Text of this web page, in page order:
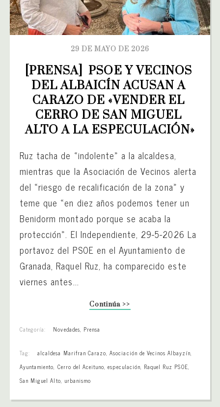
29 DE MAYO DE 2026
[PRENSA]  PSOE Y VECINOS
DEL ALBAICÍN ACUSAN A
CARAZO DE «VENDER EL
CERRO DE SAN MIGUEL
ALTO A LA ESPECULACIÓN»
Ruz tacha de «indolente» a la alcaldesa,
mientras que la Asociación de Vecinos alerta
del «riesgo de recalificación de la zona» y
teme que «en diez años podemos tener un
Benidorm montado porque se acaba la
protección». El Independiente, 29-5-2026 La
portavoz del PSOE en el Ayuntamiento de
Granada, Raquel Ruz, ha comparecido este
viernes antes...
Continúa >>
Categoría: Novedades, Prensa
Tag: alcaldesa Marifran Carazo,Asociación de Vecinos Albayzín,
Ayuntamiento, Cerro del Aceituno,especulación, Raquel Ruz PSOE,
San Miguel Alto, urbanismo